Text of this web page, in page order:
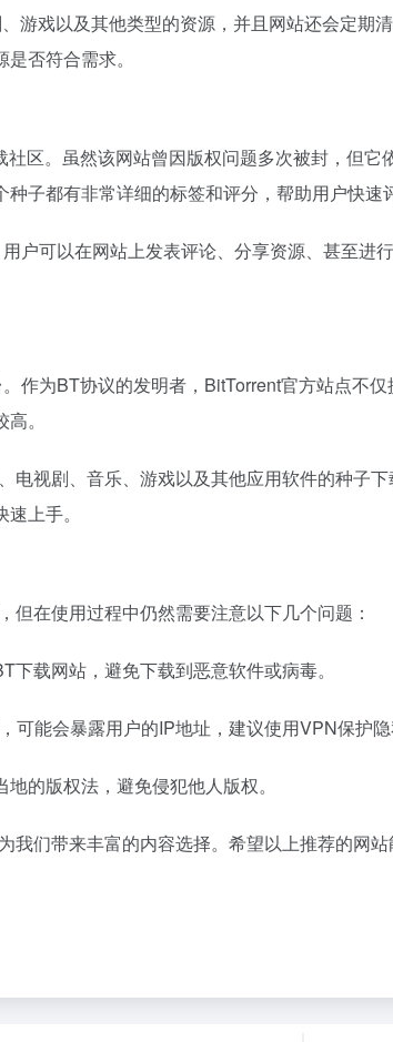
游戏以及其他类型的资源，并且网站还会定期
否符合需求。
区。虽然该网站曾因版权问题多次被封，但
子都有非常详细的标签和评分，帮助用户快速
户可以在网站上发表评论、分享资源、甚至
作为BT协议的发明者，BitTorrent官方站点不
。
电视剧、音乐、游戏以及其他应用软件的种子
上手。
在使用过程中仍然需要注意以下几个问题：
载网站，避免下载到恶意软件或病毒。
能会暴露用户的IP地址，建议使用VPN保护隐
的版权法，避免侵犯他人版权。
们带来丰富的内容选择。希望以上推荐的网